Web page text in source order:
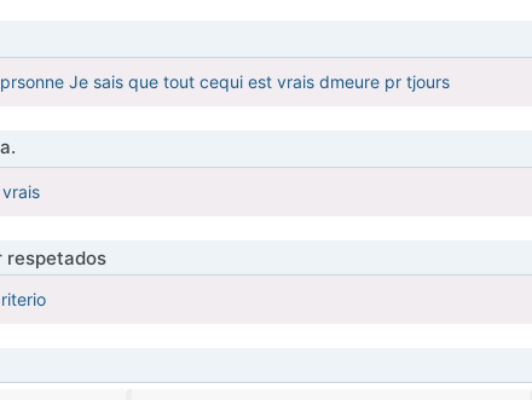
Je sais que tout cequi est vrais dmeure pr tjours
respetados